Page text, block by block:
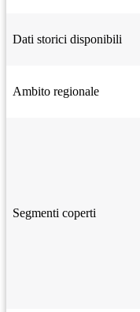
Dati storici disponibili
Ambito regionale
Segmenti coperti